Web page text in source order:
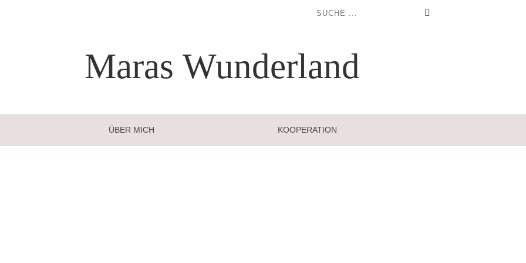
Maras Wunderland
ÜBER MICH KOOPERATION